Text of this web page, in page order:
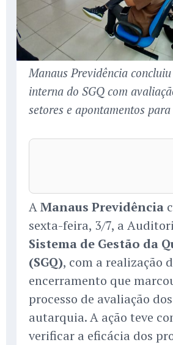
Manaus Previdência
interna do SGQ com
setores e apontamentos
AManaus Previdência
sexta-feira, 3/7, a
Sistema de Gestão da
(SGQ), com a realização
encerramento que
processo de avaliação
autarquia. A ação teve
verificar a eficácia dos